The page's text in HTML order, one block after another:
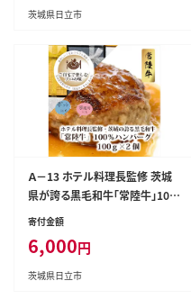
茨城県日立市
Ａ－13 ホテル料理長監修 茨城
県が誇る黒毛和牛「常陸牛」10
0％ハンバーグ 100ｇ×2個＜20
和牛】【冷凍ハンバーグ 茨城県
日立市】
寄付金額
6,000円
茨城県日立市